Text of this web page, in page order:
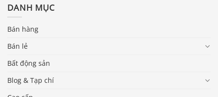
DANH MỤC
Bán hàng
Bán lẻ
Bất động sản
Blog & Tạp chí